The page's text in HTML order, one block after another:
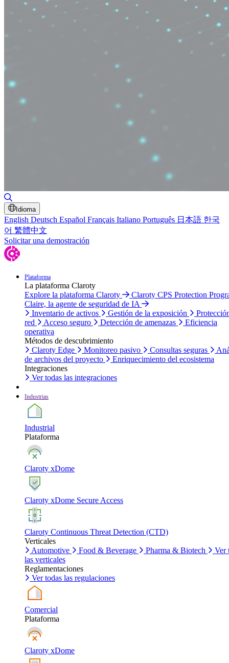
Idioma
English Deutsch Español Français Italiano Português 日本語 한국
어 繁體中文
Solicitar una demostración
Plataforma
La plataforma Claroty
Explore la plataforma Claroty
Claroty CPS Protection
Claire, la agente de seguridad de IA
Inventario de activos
Gestión de la exposición
red
Acceso seguro Detección de amenazas
Eficiencia
operativa
Métodos de descubrimiento
Claroty Edge
Monitoreo pasivo Consultas seguras
de archivos del proyecto
Enriquecimiento del ecosistema
Integraciones
Ver todas las integraciones
Industrias
Industrial
Plataforma
Claroty xDome
Claroty xDome Secure Access
Claroty Continuous Threat Detection (CTD)
Verticales
Automotive
Food & Beverage Pharma & Biotech
Ver
las verticales
Reglamentaciones
Ver todas las regulaciones
Comercial
Plataforma
Claroty xDome